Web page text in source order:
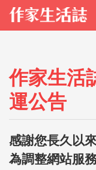
作家生活
運公告
感謝您長久以
為調整網站服